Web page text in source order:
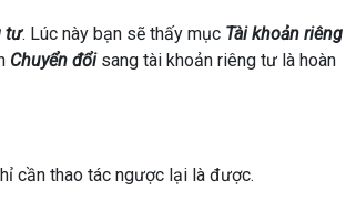
tư. Lúc này bạn sẽ thấy mục Tài khoản riêng
Chuyển đổisang tài khoản riêng tư là hoàn
cần thao tác ngược lại là được.